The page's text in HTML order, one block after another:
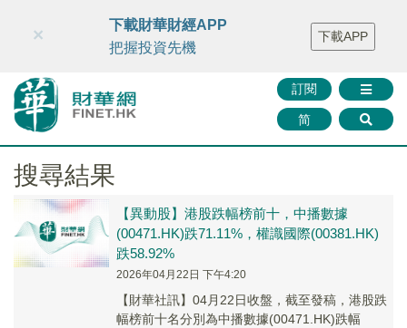
財華智庫網 FINTV FINMETA 財華證券 媒體矩陣
智庫沙龍
聯絡我們
訂閱
简
×
下載財華財經APP
把握投資先機
下載APP
搜尋結果
【異動股】港股跌幅榜前十，中播數據
(00471.HK)跌71.11%，權識國際(00381.HK)
跌58.92%
2026年04月22日 下午4:20
【財華社訊】04月22日收盤，截至發稿，港股跌
幅榜前十名分別為中播數據(00471.HK)跌幅